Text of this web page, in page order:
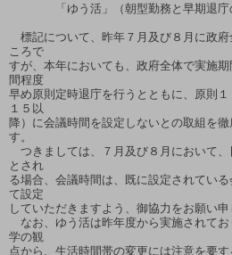
「ゆう活」（朝型勤務と早期退庁の
標記について、昨年７月及び８月に政府
ころで
すが、本年においても、政府全体で実施
間程度
早め原則定時退庁を行うとともに、原則
１５以
降）に会議時間を設定しないとの取組を
す。
つきましては、７月及び８月において
とされ
る場合、会議時間は、既に設定されてい
て設定
していただきますよう、御協力をお願い申
なお、ゆう活は昨年度から実施されて
学の観
点から、生活時間帯の変更には注意を要す